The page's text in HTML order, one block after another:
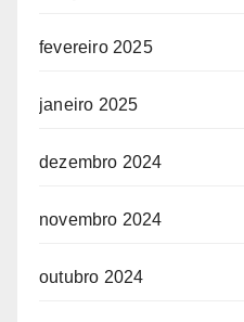
fevereiro 2025
janeiro 2025
dezembro 2024
novembro 2024
outubro 2024